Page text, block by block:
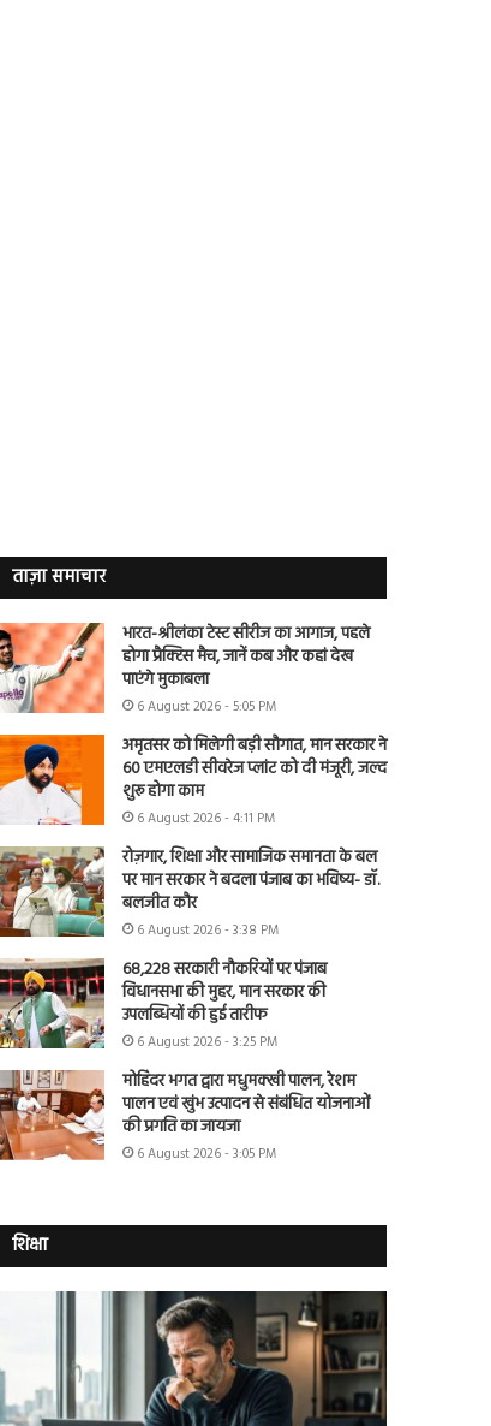
ताज़ा समाचार
भारत-श्रीलंका टेस्ट सीरीज का आगाज, पहले
होगा प्रैक्टिस मैच, जानें कब और कहां देख
पाएंगे मुकाबला
6 August 2026 - 5:05 PM
अमृतसर को मिलेगी बड़ी सौगात, मान सरकार ने
60 एमएलडी सीवरेज प्लांट को दी मंजूरी, जल्द
शुरू होगा काम
6 August 2026 - 4:11 PM
रोज़गार, शिक्षा और सामाजिक समानता के बल
पर मान सरकार ने बदला पंजाब का भविष्य- डॉ.
बलजीत कौर
6 August 2026 - 3:38 PM
68,228 सरकारी नौकरियों पर पंजाब
विधानसभा की मुहर, मान सरकार की
उपलब्धियों की हुई तारीफ
6 August 2026 - 3:25 PM
मोहिंदर भगत द्वारा मधुमक्खी पालन, रेशम
पालन एवं खुंभ उत्पादन से संबंधित योजनाओं
की प्रगति का जायजा
6 August 2026 - 3:05 PM
शिक्षा